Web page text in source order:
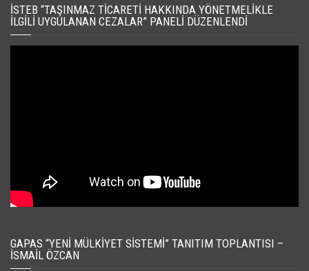
İSTEB “TAŞINMAZ TICARETI HAKKINDA YÖNETMELIKLE
İLGILI UYGULANAN CEZALAR” PANELI DÜZENLENDI
GAPAS “YENI MÜLKIYET SISTEMI” TANITIM TOPLANTISI –
İSMAIL ÖZCAN